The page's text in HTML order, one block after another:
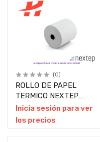
(0)
ROLLO DE PAPEL
TERMICO NEXTEP
80X70MM PIEZA
Inicia sesión para ver
los precios